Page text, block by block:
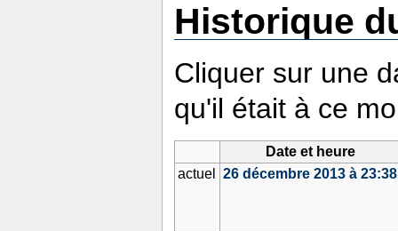
Historique
Cliquer sur une
qu'il était à ce
Date et heure
actuel
26 décembre 2013 à 23:38